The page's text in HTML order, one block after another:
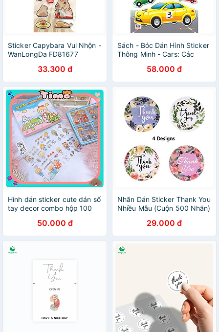
Sticker Capybara Vui Nhộn -
WanLongDa FD81677
33.300 đ
Sách - Bóc Dán Hình Sticker
Thông Minh - Cars: Các
58.000 đ
Hình dán sticker cute dán sổ
tay decor combo hộp 100
50.000 đ
Nhãn Dán Sticker Thank You
Nhiều Mẫu (Cuộn 500 Nhãn)
29.000 đ